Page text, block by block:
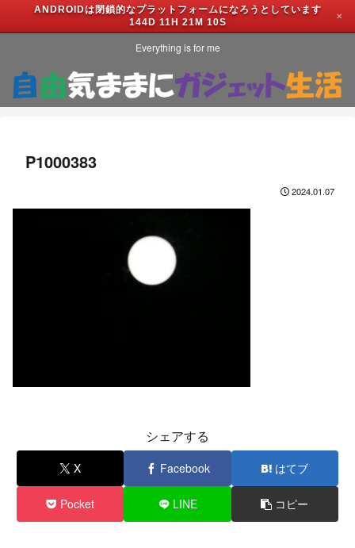
ANDROIDは閉鎖的なプラットフォームになろうとしています
144D 11H 21M 10S
✕
Everything is for me
P1000383
2024.01.07
シェアする
X Facebook はてブ
Pocket LINE コピー